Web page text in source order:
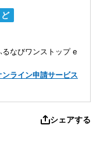
なびワンストップ e
ライン申請サービス
シェアする